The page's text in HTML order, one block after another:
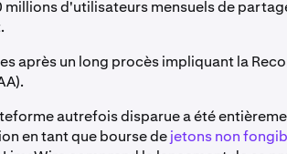
d'utilisateurs mensuels de
après un long procès impliquant la
autrefois disparue a été
en tant que bourse dejetons non